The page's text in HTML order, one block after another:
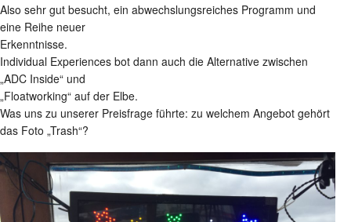
Also sehr gut besucht, ein abwechslungsreiches Programm und
eine Reihe neuer
Erkenntnisse.
Individual Experiences bot dann auch die Alternative zwischen
„ADC Inside“ und
„Floatworking“ auf der Elbe.
Was uns zu unserer Preisfrage führte: zu welchem Angebot gehört
das Foto „Trash“?